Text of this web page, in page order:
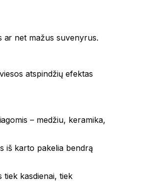
ar net mažus suvenyrus.
atspindžių efektas
– medžiu, keramika,
iš karto pakelia bendrą
tiek kasdienai, tiek